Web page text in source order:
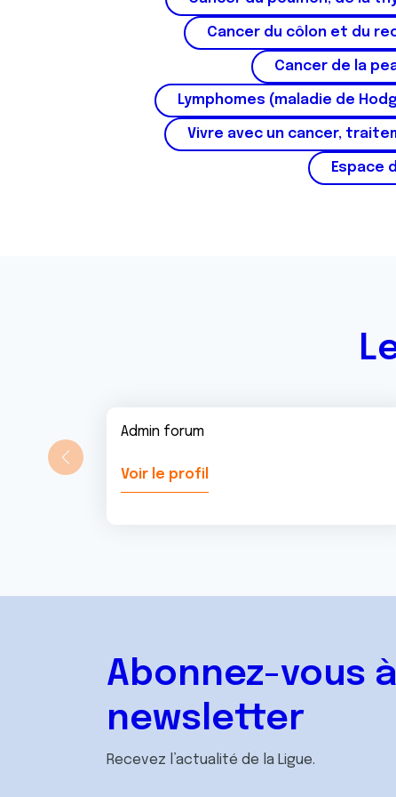
t
m
n
t
Cancer du côlon et du
Cancer de la
Lymphomes (maladie de
Vivre avec un cancer,
Espace
Admin forum
Voir le profil
Abonnez-vous
newsletter
Recevez l’actualité de la Ligue.